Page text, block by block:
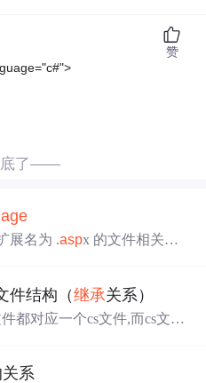
赞
了——
展名为 .aspx 的文件相关
partial class _Default : Syste
象充当页中所有服务器控件
件结构（继承关系）
都对应一个cs文件,而cs文件
须继承
系